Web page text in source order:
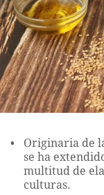
Originaria de
se ha
multitud de
culturas.